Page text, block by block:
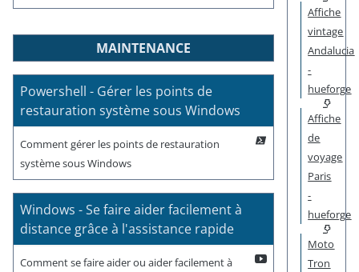
MAINTENANCE
Powershell - Gérer les points de
restauration système sous Windows
Comment gérer les points de restauration
système sous Windows
Windows - Se faire aider facilement à
distance grâce à l'assistance rapide
Comment se faire aider ou aider facilement à
Affiche
vintage
Andalucia
-
hueforge
Affiche
de
voyage
Paris
-
hueforge
Moto
Tron